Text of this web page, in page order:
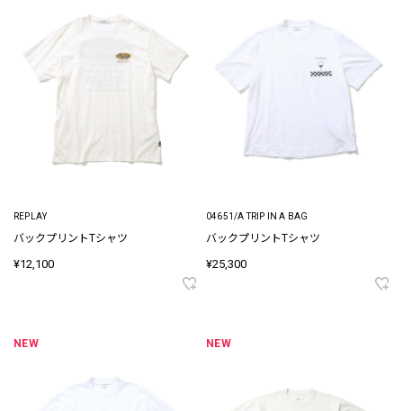
REPLAY
バックプリントTシャツ
¥12,100
04651/A TRIP IN A BAG
バックプリントTシャツ
¥25,300
NEW NEW